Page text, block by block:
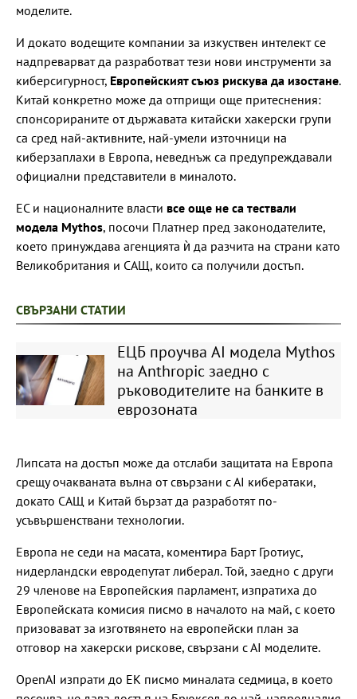
моделите.
И докато водещите компании за изкуствен интелект се
надпреварват да разработват тези нови инструменти за
киберсигурност, Европейският съюз рискува да изостане.
Китай конкретно може да отприщи още притеснения:
спонсорираните от държавата китайски хакерски групи
са сред най-активните, най-умели източници на
киберзаплахи в Европа, неведнъж са предупреждавали
официални представители в миналото.
ЕС и националните власти все още не са тествали
модела Mythos, посочи Платнер пред законодателите,
което принуждава агенцията ѝ да разчита на страни като
Великобритания и САЩ, които са получили достъп.
СВЪРЗАНИ СТАТИИ
ЕЦБ проучва AI модела Mythos
на Anthropic заедно с
ръководителите на банките в
еврозоната
Липсата на достъп може да отслаби защитата на Европа
срещу очакваната вълна от свързани с АІ кибератаки,
докато САЩ и Китай бързат да разработят по-
усъвършенствани технологии.
Европа не седи на масата, коментира Барт Гротиус,
нидерландски евродепутат либерал. Той, заедно с други
29 членове на Европейския парламент, изпратиха до
Европейската комисия писмо в началото на май, с което
призовават за изготвянето на европейски план за
отговор на хакерски рискове, свързани с АІ моделите.
OpenAI изпрати до ЕК писмо миналата седмица, в което